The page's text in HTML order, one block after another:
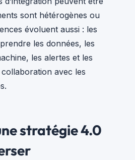
sont hétérogènes ou
évoluent aussi : les
les données, les
les alertes et les
avec les
stratégie 4.0